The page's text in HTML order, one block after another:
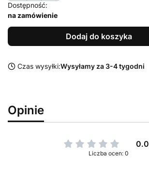
Dostępność:
na zamówienie
Dodaj do koszyka
Czas wysyłki:Wysyłamy za 3-4 tygodni
Opinie
Liczba ocen: 0